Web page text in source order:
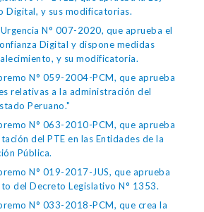
Digital, y sus modificatorias.
N° 007-2020, que aprueba el
Digital y dispone medidas
y su modificatoria.
N° 059-2004-PCM, que aprueba
relativas a la administración del
Peruano."
N° 063-2010-PCM, que aprueba
del PTE en las Entidades de la
Pública.
N° 019-2017-JUS, que aprueba
del Decreto Legislativo N° 1353.
N° 033-2018-PCM, que crea la